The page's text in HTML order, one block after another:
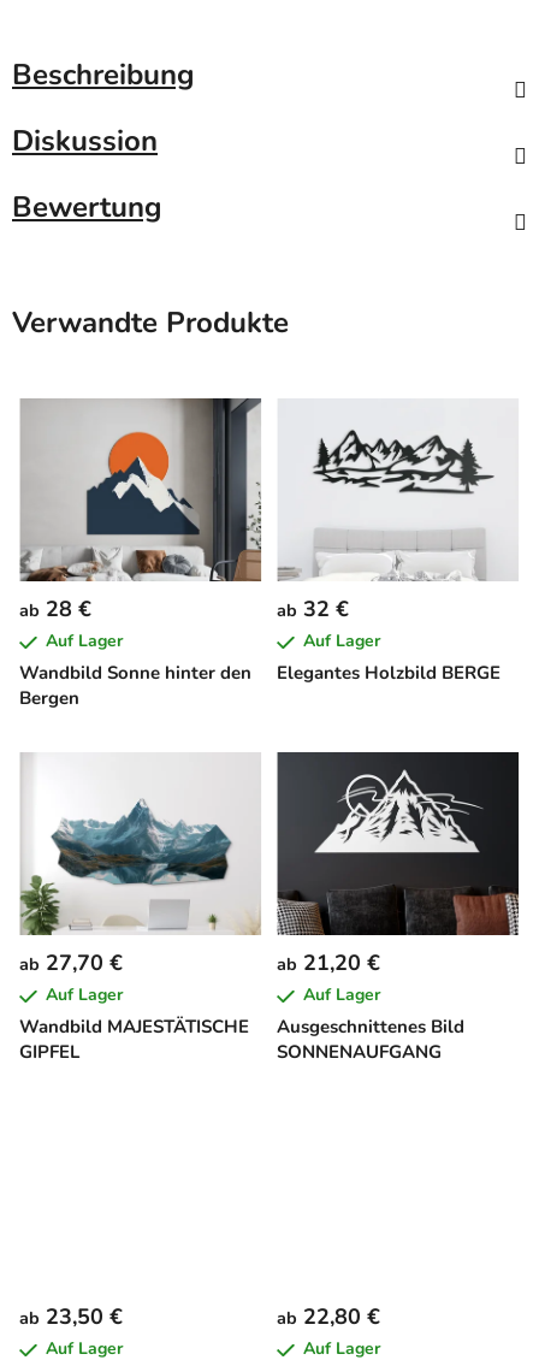
Beschreibung
Diskussion
Bewertung
Verwandte Produkte
Wandbild Sonne hinter den
Bergen
ab 28 €
Auf Lager
Elegantes Holzbild BERGE
ab 32 €
Auf Lager
Wandbild MAJESTÄTISCHE
GIPFEL
ab 27,70 €
Auf Lager
Ausgeschnittenes Bild
SONNENAUFGANG
ab 21,20 €
Auf Lager
ab 23,50 €
Auf Lager
ab 22,80 €
Auf Lager